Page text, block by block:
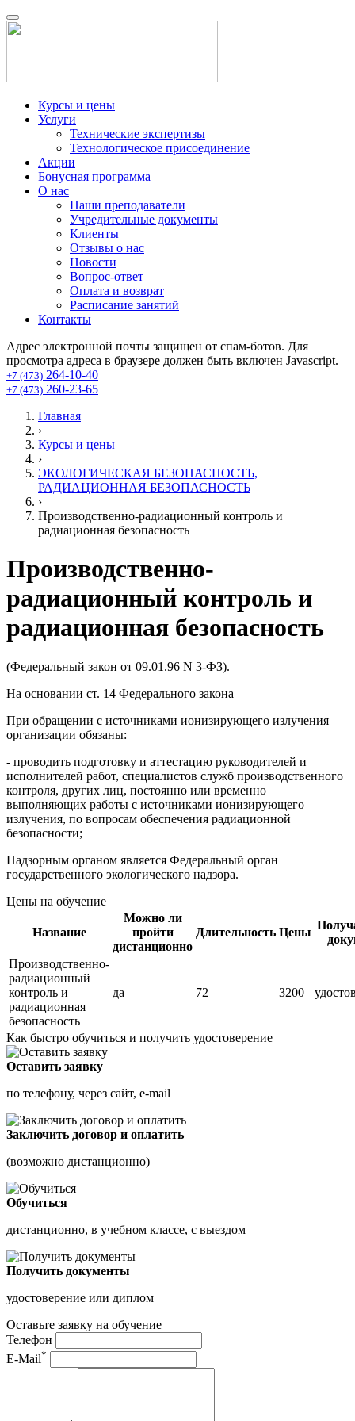
Курсы и цены
Услуги
Технические экспертизы
Технологическое присоединение
Акции
Бонусная программа
О нас
Наши преподаватели
Учредительные документы
Клиенты
Отзывы о нас
Новости
Вопрос-ответ
Оплата и возврат
Расписание занятий
Контакты
Адрес электронной почты защищен от спам-ботов. Для
просмотра адреса в браузере должен быть включен Javascript.
+7 (473) 264-10-40
+7 (473) 260-23-65
Главная
›
Курсы и цены
›
ЭКОЛОГИЧЕСКАЯ БЕЗОПАСНОСТЬ,
РАДИАЦИОННАЯ БЕЗОПАСНОСТЬ
›
Производственно-радиационный контроль и
радиационная безопасность
Производственно-
радиационный контроль и
радиационная безопасность
(Федеральный закон от 09.01.96 N 3-ФЗ).
На основании ст. 14 Федерального закона
При обращении с источниками ионизирующего излучения
организации обязаны:
- проводить подготовку и аттестацию руководителей и
исполнителей работ, специалистов служб производственного
контроля, других лиц, постоянно или временно
выполняющих работы с источниками ионизирующего
излучения, по вопросам обеспечения радиационной
безопасности;
Надзорным органом является Федеральный орган
государственного экологического надзора.
Цены на обучение
Название
Можно ли
пройти
дистанционно
Длительность Цены
Производственно-
радиационный
контроль и
радиационная
безопасность
да 72 3200
Как быстро обучиться и получить удостоверение
Оставить заявку
по телефону, через сайт, e-mail
Заключить договор и оплатить
(возможно дистанционно)
Обучиться
дистанционно, в учебном классе, с выездом
Получить документы
удостоверение или диплом
Оставьте заявку на обучение
Телефон
E-Mail*